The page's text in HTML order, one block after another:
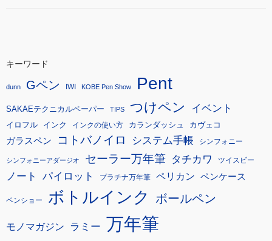
キーワード
dunn Gペン IWI KOBE Pen Show Pent
SAKAEテクニカルペーパー TIPS つけペン イベント
イロフル インク インクの使い方 カランダッシュ カヴェコ
ガラスペン コトバノイロ システム手帳 シンフォニー
シンフォニーアダージオ セーラー万年筆 タチカワ ツイスビー
ノート パイロット プラチナ万年筆 ペリカン ペンケース
ペンショー ボトルインク ボールペン
モノマガジン ラミー 万年筆